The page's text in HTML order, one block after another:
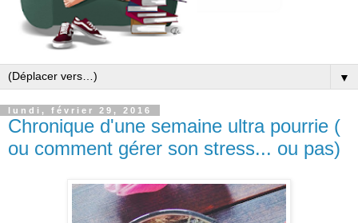
▼
lundi, février 29, 2016
Chronique d'une semaine ultra pourrie (
ou comment gérer son stress... ou pas)